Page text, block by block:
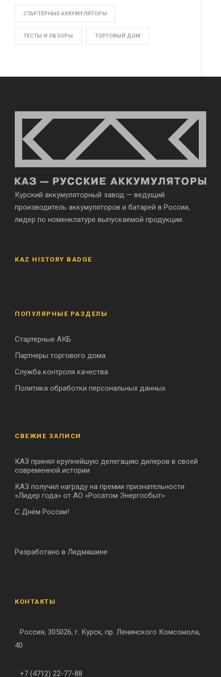
СТАРТЕРНЫЕ АККУМУЛЯТОРЫ
ТЕСТЫ И ОБЗОРЫ ТОРГОВЫЙ ДОМ
Курский аккумуляторный завод — ведущий
производитель аккумуляторов и батарей в России,
лидер по номенклатуре выпускаемой продукции.
KAZ HISTORY BADGE
ПОПУЛЯРНЫЕ РАЗДЕЛЫ
Стартерные АКБ
Партнеры торгового дома
Служба контроля качества
Политика обработки персональных данных
СВЕЖИЕ ЗАПИСИ
КАЗ принял крупнейшую делегацию дилеров в своей
современной истории
КАЗ получил награду на премии признательности
«Лидер года» от АО «Росатом Энергосбыт»
С Днём России!
Разработано в Лидмашине
КОНТАКТЫ
Россия, 305026, г. Курск, пр. Ленинского Комсомола,
40
+7 (4712) 22-77-88